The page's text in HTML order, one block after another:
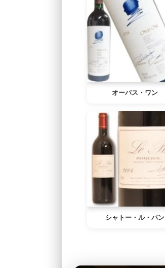
オーパス・ワン
シャトー・ル・パン